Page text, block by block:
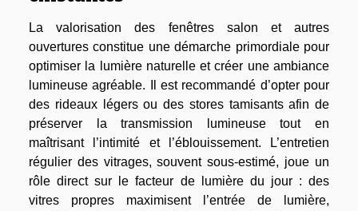
La valorisation des fenêtres salon et autres
ouvertures constitue une démarche primordiale pour
optimiser la lumière naturelle et créer une ambiance
lumineuse agréable. Il est recommandé d’opter pour
des rideaux légers ou des stores tamisants afin de
préserver la transmission lumineuse tout en
maîtrisant l’intimité et l’éblouissement. L’entretien
régulier des vitrages, souvent sous-estimé, joue un
rôle direct sur le facteur de lumière du jour : des
vitres propres maximisent l’entrée de lumière,